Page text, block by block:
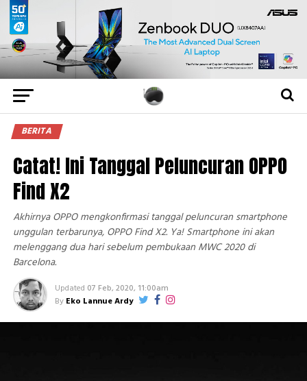
BERITA
Catat! Ini Tanggal Peluncuran OPPO
Find X2
Akhirnya OPPO mengkonfirmasi tanggal peluncuran smartphone
unggulan terbarunya, OPPO Find X2. Ya! Smartphone ini akan
melenggang dua hari sebelum pembukaan MWC 2020 di
Barcelona.
Updated 07 Feb, 2020, 11:00am
By Eko Lannue Ardy